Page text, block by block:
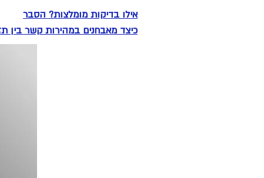
אילו בדיקות מומלצות? הסבר
כיצד מאבחנים במהירות קשר בין